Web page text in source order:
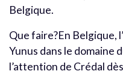
Belgique.
Que faire?En Belgique,
Yunus dans le domaine
l’attention de Crédal